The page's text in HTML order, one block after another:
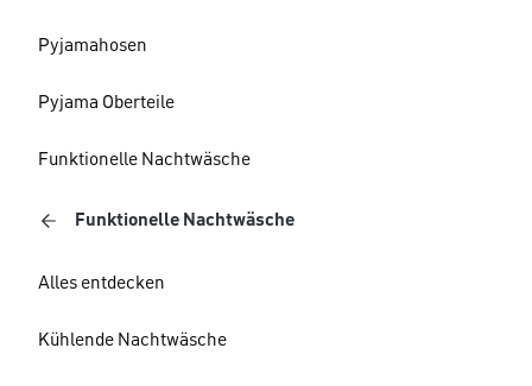
Pyjamahosen
Pyjama Oberteile
Funktionelle Nachtwäsche
Funktionelle Nachtwäsche
Alles entdecken
Kühlende Nachtwäsche